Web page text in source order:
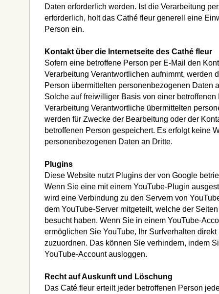
Daten erforderlich werden. Ist die Verarbeitung
erforderlich, holt das Cathé fleur generell eine
Person ein.
Kontakt über die Internetseite des Cathé fleur
Sofern eine betroffene Person per E-Mail den
Verarbeitung Verantwortlichen aufnimmt, werden
Person übermittelten personenbezogenen Daten
Solche auf freiwilliger Basis von einer betroffenen
Verarbeitung Verantwortliche übermittelten
werden für Zwecke der Bearbeitung oder der
betroffenen Person gespeichert. Es erfolgt keine
personenbezogenen Daten an Dritte.
Plugins
Diese Website nutzt Plugins der von Google
Wenn Sie eine mit einem YouTube-Plugin
wird eine Verbindung zu den Servern von
dem YouTube-Server mitgeteilt, welche der
besucht haben. Wenn Sie in einem YouTube-
ermöglichen Sie YouTube, Ihr Surfverhalten
zuzuordnen. Das können Sie verhindern, indem
YouTube-Account ausloggen.
Recht auf Auskunft und Löschung
Das Caté fleur erteilt jeder betroffenen Person